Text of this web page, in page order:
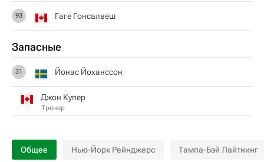
93 Гаге Гонсалвеш
Запасные
31 Йонас Йоханссон
Джон Купер
Тренер
Общее Нью-Йорк Рейнджерс Тампа-Бэй Лайтнинг